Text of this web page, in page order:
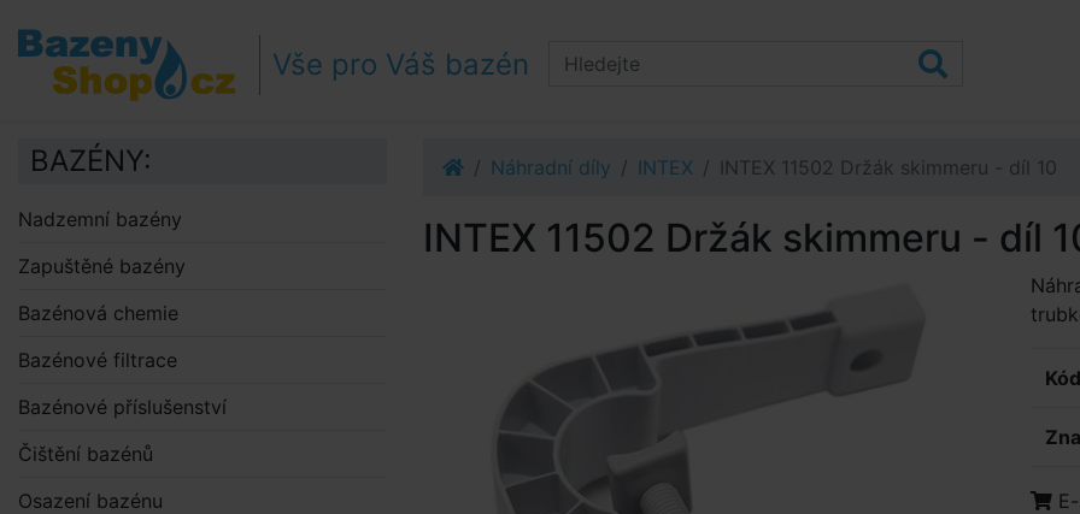
Přejít na obsah
Přejít k postrannímu sloupci
Klávesové zkratky
Vše pro Váš bazén
Náhradní díly INTEX INTEX 11502 Držák skimmeru - díl 10
INTEX 11502 Držák skimmeru - díl
BAZÉNY:
Nadzemní bazény
Zapuštěné bazény
Bazénová chemie
Bazénové filtrace
Bazénové příslušenství
Čištění bazénů
Osazení bazénu